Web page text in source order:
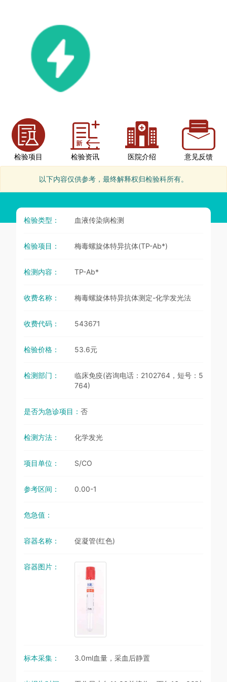
检验项目 检验资讯 医院介绍 意见反馈
以下内容仅供参考，最终解释权归检验科所有。
检验类型： 血液传染病检测
检验项目： 梅毒螺旋体特异抗体(TP-Ab*)
检测内容： TP-Ab*
收费名称： 梅毒螺旋体特异抗体测定-化学发光法
收费代码： 543671
检验价格： 53.6元
检测部门：
临床免疫(咨询电话：2102764，短号：5
764)
是否为急诊项目： 否
检测方法： 化学发光
项目单位： S/CO
参考区间： 0.00-1
危急值：
容器名称： 促凝管(红色)
容器图片：
标本采集： 3.0ml血量，采血后静置